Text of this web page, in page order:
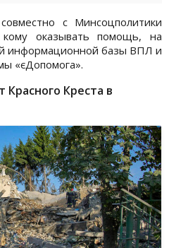
с Минсоцполитики
оказывать помощь, на
информационной базы ВПЛ и
«єДопомога».
Креста в